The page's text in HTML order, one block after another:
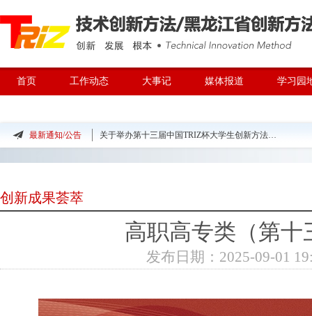
首页 工作动态 大事记 媒体报道 学习园
最新通知/公告 关于公布第十三届中国TRIZ杯大学生创新方法大赛获奖名单的公示
关于举办创新方法走进企业系列活动2025中国创新方法大赛参赛团队交流活动暨全国企业创
关于公布第十三届中国TRIZ杯大学生创新方法大赛获奖名单的通知
创新成果荟萃
高职高专类（第十
发布日期：2025-09-01